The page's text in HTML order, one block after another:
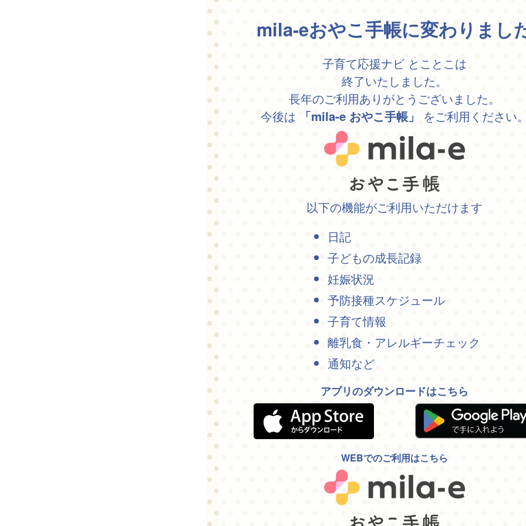
mila-eおやこ手帳に変わりまし
子育て応援ナビ とことこは
終了いたしました。
長年のご利用ありがとうございました。
今後は
「mila-e おやこ手帳」 をご利用ください
以下の機能がご利用いただけます
日記
子どもの成長記録
妊娠状況
予防接種スケジュール
子育て情報
離乳食・アレルギーチェック
通知など
アプリのダウンロードはこちら
WEBでのご利用はこちら